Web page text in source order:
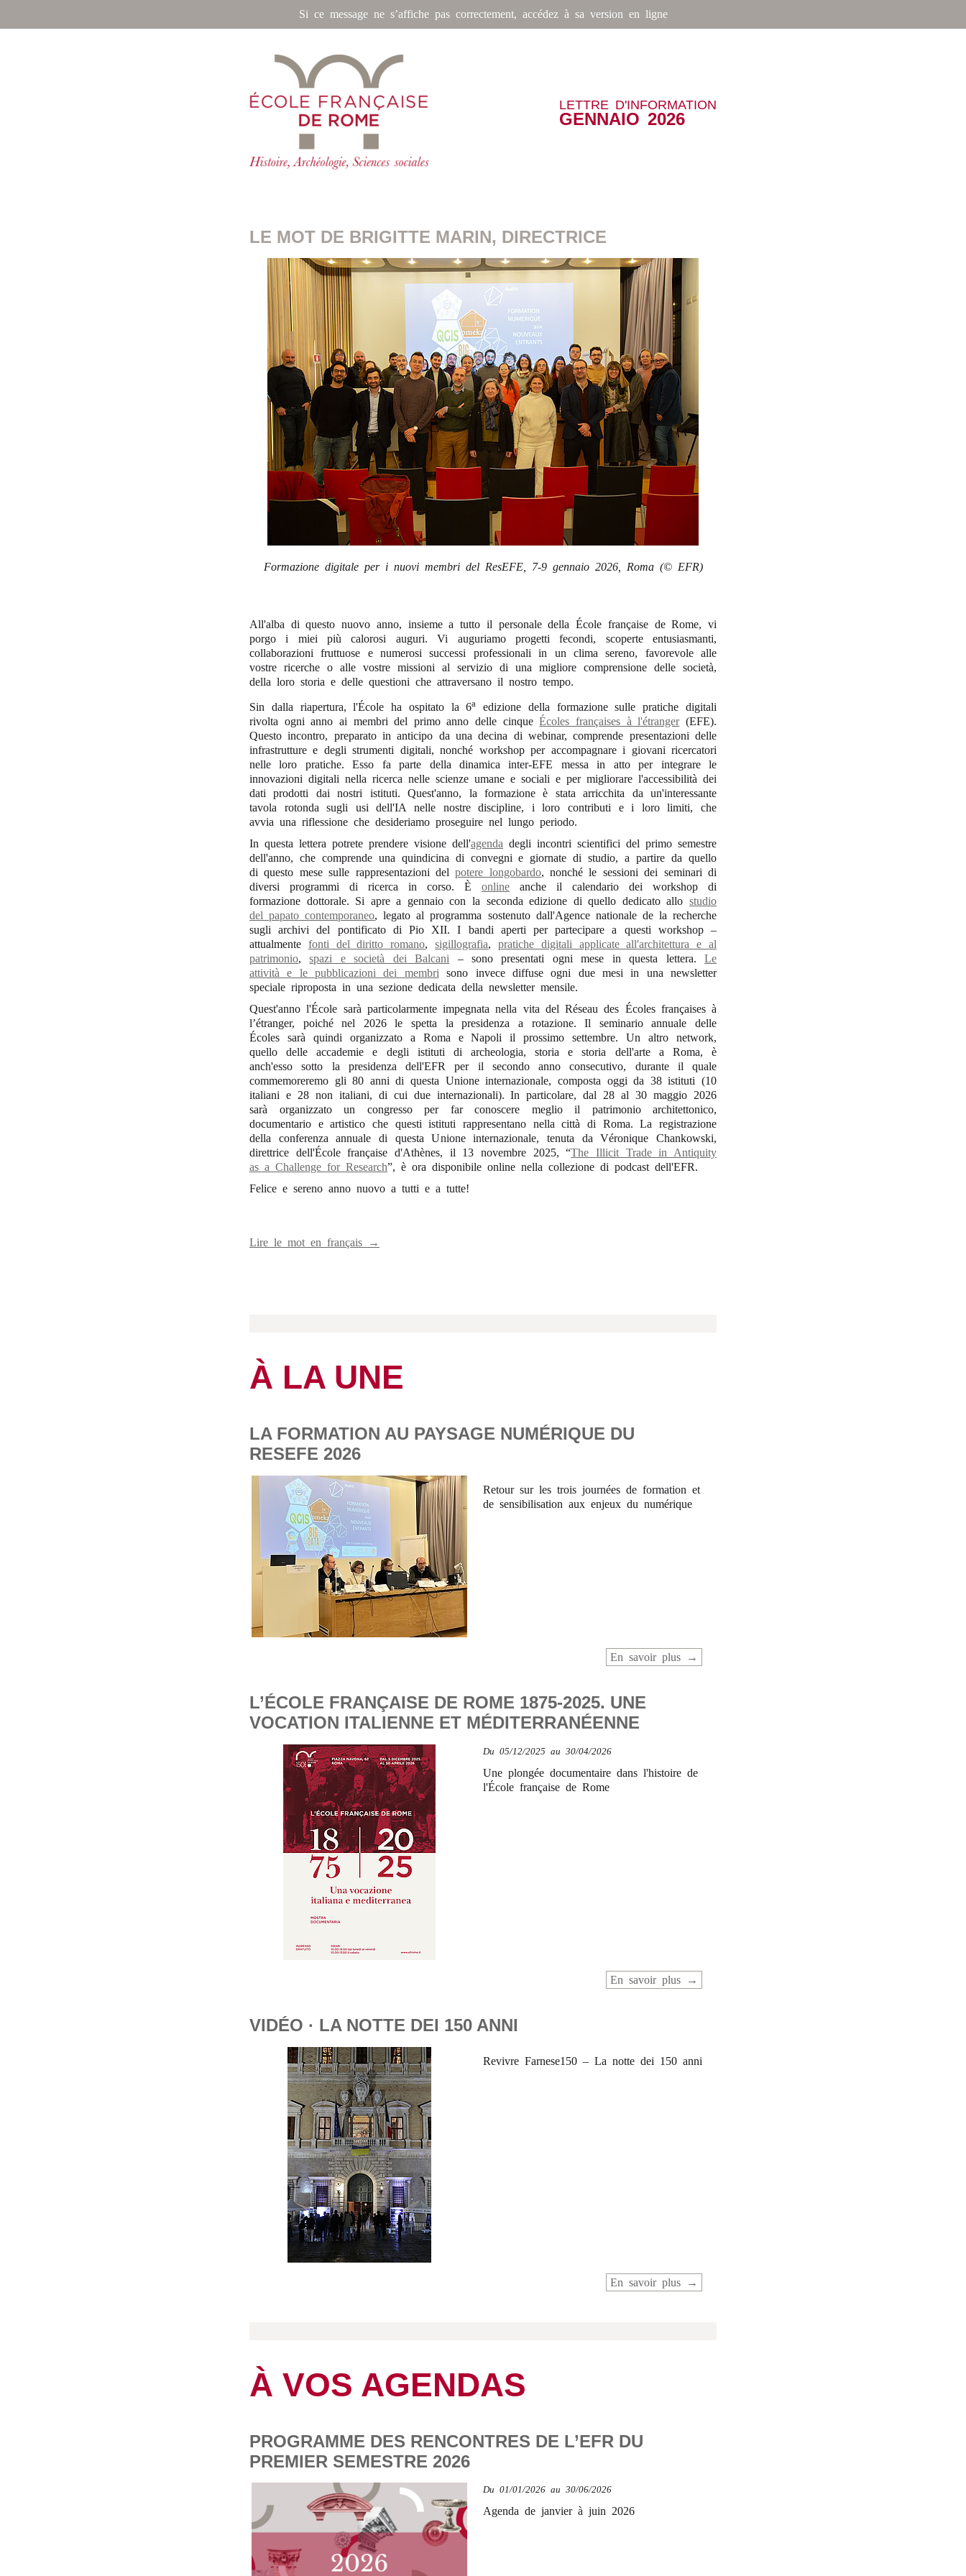
Si ce message ne s’affiche pas correctement, accédez à sa version en ligne
LETTRE D'INFORMATION
GENNAIO 2026
LE MOT DE BRIGITTE MARIN, DIRECTRICE
Formazione digitale per i nuovi membri del ResEFE, 7-9 gennaio 2026, Roma (© EFR)
All'alba di questo nuovo anno, insieme a tutto il personale della École française de Rome, vi
porgo i miei più calorosi auguri. Vi auguriamo progetti fecondi, scoperte entusiasmanti,
collaborazioni fruttuose e numerosi successi professionali in un clima sereno, favorevole alle
vostre ricerche o alle vostre missioni al servizio di una migliore comprensione delle società,
della loro storia e delle questioni che attraversano il nostro tempo.
Sin dalla riapertura, l'École ha ospitato la 6a edizione della formazione sulle pratiche digitali
rivolta ogni anno ai membri del primo anno delle cinqueÉcoles françaises à l'étranger(EFE).
Questo incontro, preparato in anticipo da una decina di webinar, comprende presentazioni delle
infrastrutture e degli strumenti digitali, nonché workshop per accompagnare i giovani ricercatori
nelle loro pratiche. Esso fa parte della dinamica inter-EFE messa in atto per integrare le
innovazioni digitali nella ricerca nelle scienze umane e sociali e per migliorare l'accessibilità dei
dati prodotti dai nostri istituti. Quest'anno, la formazione è stata arricchita da un'interessante
tavola rotonda sugli usi dell'IA nelle nostre discipline, i loro contributi e i loro limiti, che
avvia una riflessione che desideriamo proseguire nel lungo periodo.
In questa lettera potrete prendere visione dell'agenda degli incontri scientifici del primo semestre
dell'anno, che comprende una quindicina di convegni e giornate di studio, a partire da quello
di questo mese sulle rappresentazioni delpotere longobardo, nonché le sessioni dei seminari di
diversi programmi di ricerca in corso. È online anche il calendario dei workshop di
formazione dottorale. Si apre a gennaio con la seconda edizione di quello dedicato allo studio
del papato contemporaneo, legato al programma sostenuto dall'Agence nationale de la recherche
sugli archivi del pontificato di Pio XII. I bandi aperti per partecipare a questi workshop –
attualmente fonti del diritto romano,sigillografia, pratiche digitali applicate all'architettura e al
patrimonio,spazi e società dei Balcani – sono presentati ogni mese in questa lettera.Le
attività e le pubblicazioni dei membri sono invece diffuse ogni due mesi in una newsletter
speciale riproposta in una sezione dedicata della newsletter mensile.
Quest'anno l'École sarà particolarmente impegnata nella vita del Réseau des Écoles françaises à
l’étranger, poiché nel 2026 le spetta la presidenza a rotazione. Il seminario annuale delle
Écoles sarà quindi organizzato a Roma e Napoli il prossimo settembre. Un altro network,
quello delle accademie e degli istituti di archeologia, storia e storia dell'arte a Roma, è
anch'esso sotto la presidenza dell'EFR per il secondo anno consecutivo, durante il quale
commemoreremo gli 80 anni di questa Unione internazionale, composta oggi da 38 istituti (10
italiani e 28 non italiani, di cui due internazionali). In particolare, dal 28 al 30 maggio 2026
sarà organizzato un congresso per far conoscere meglio il patrimonio architettonico,
documentario e artistico che questi istituti rappresentano nella città di Roma. La registrazione
della conferenza annuale di questa Unione internazionale, tenuta da Véronique Chankowski,
direttrice dell'École française d'Athènes, il 13 novembre 2025, “The Illicit Trade in Antiquity
as a Challenge for Research”, è ora disponibile online nella collezione di podcast dell'EFR.
Felice e sereno anno nuovo a tutti e a tutte!
Lire le mot en français →
À LA UNE
LA FORMATION AU PAYSAGE NUMÉRIQUE DU
RESEFE 2026
Retour sur les trois journées de formation et
de sensibilisation aux enjeux du numérique
En savoir plus
L’ÉCOLE FRANÇAISE DE ROME 1875-2025. UNE
VOCATION ITALIENNE ET MÉDITERRANÉENNE
Du 05/12/2025 au 30/04/2026
Une plongée documentaire dans l'histoire de
l'École française de Rome
En savoir plus
VIDÉO · LA NOTTE DEI 150 ANNI
Revivre Farnese150 – La notte dei 150 anni
En savoir plus
À VOS AGENDAS
PROGRAMME DES RENCONTRES DE L’EFR DU
PREMIER SEMESTRE 2026
Du 01/01/2026 au 30/06/2026
Agenda de janvier à juin 2026